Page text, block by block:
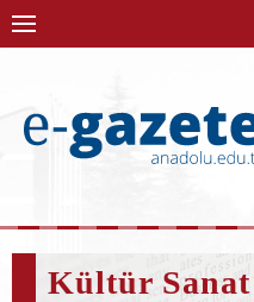
Kültür Sanat